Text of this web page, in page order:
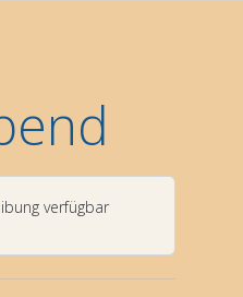
verfügbar